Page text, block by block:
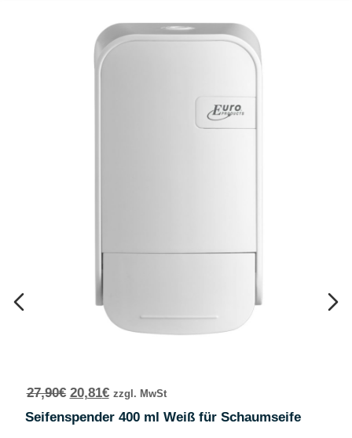
27,90€ 20,81€ zzgl. MwSt
Seifenspender 400 ml Weiß für Schaumseife